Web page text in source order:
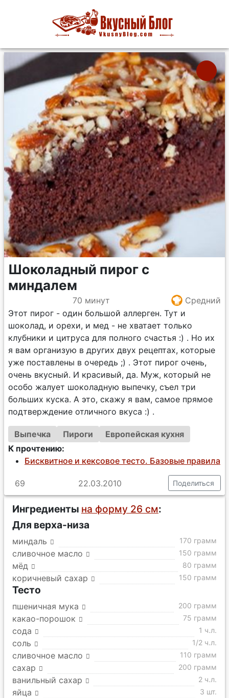
Шоколадный пирог с
миндалем
70 минут
Средний
Этот пирог - один большой аллерген. Тут и
шоколад, и орехи, и мед - не хватает только
клубники и цитруса для полного счастья :) . Но их
я вам организую в других двух рецептах, которые
уже поставлены в очередь ;) . Этот пирог очень,
очень вкусный. И красивый, да. Муж, который не
особо жалует шоколадную выпечку, съел три
больших куска. А это, скажу я вам, самое прямое
подтверждение отличного вкуса :) .
Выпечка Пироги
Европейская кухня
К прочтению:
Бисквитное и кексовое тесто. Базовые правила
69 22.03.2010 Поделиться
Ингредиенты на форму 26 см:
Для верха-низа
миндаль 170 грамм
сливочное масло 150 грамм
мёд 80 грамм
коричневый сахар 150 грамм
Тесто
пшеничная мука 200 грамм
какао-порошок 75 грамм
сода 1 ч.л.
соль 1/2 ч.л.
сливочное масло 110 грамм
сахар 200 грамм
ванильный сахар 2 ч.л.
яйца 3 шт.